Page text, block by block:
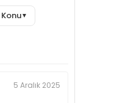
Konu▼
5 Aralık 2025